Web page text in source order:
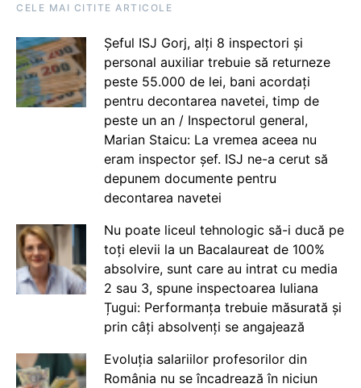
CELE MAI CITITE ARTICOLE
Șeful ISJ Gorj, alți 8 inspectori și
personal auxiliar trebuie să returneze
peste 55.000 de lei, bani acordați
pentru decontarea navetei, timp de
peste un an / Inspectorul general,
Marian Staicu: La vremea aceea nu
eram inspector șef. ISJ ne-a cerut să
depunem documente pentru
decontarea navetei
Nu poate liceul tehnologic să-i ducă pe
toți elevii la un Bacalaureat de 100%
absolvire, sunt care au intrat cu media
2 sau 3, spune inspectoarea Iuliana
Țugui: Performanța trebuie măsurată și
prin câți absolvenți se angajează
Evoluția salariilor profesorilor din
România nu se încadrează în niciun